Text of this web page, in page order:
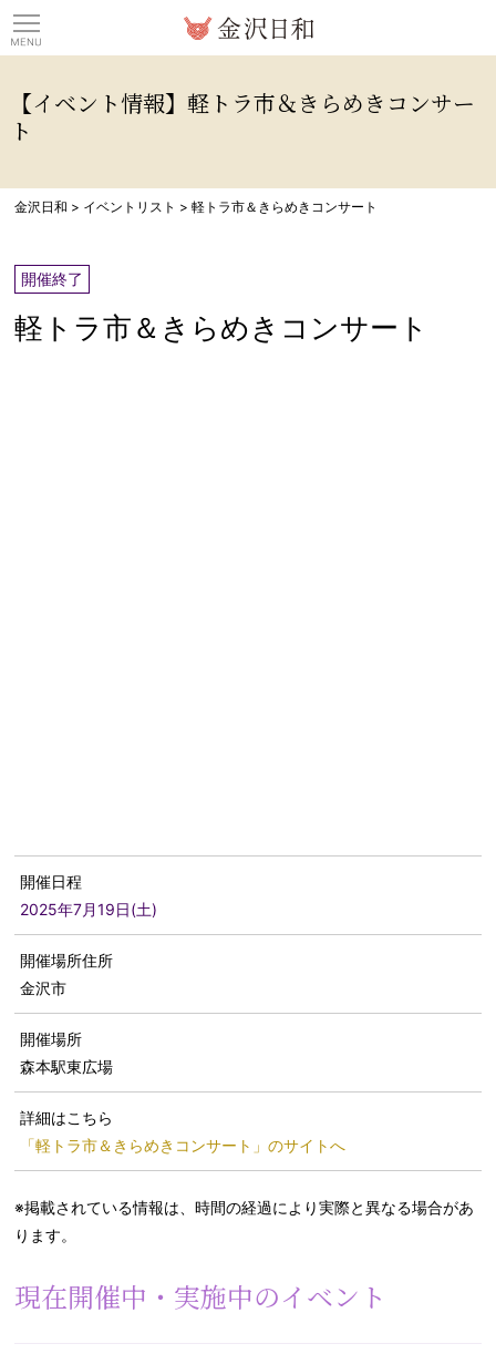
【イベント情報】軽トラ市＆きらめきコンサー
ト
金沢日和 > イベントリスト >軽トラ市＆きらめきコンサート
開催終了
軽トラ市＆きらめきコンサート
開催日程
2025年7月19日(土)
開催場所住所
金沢市
開催場所
森本駅東広場
詳細はこちら
「軽トラ市＆きらめきコンサート」のサイトへ
※掲載されている情報は、時間の経過により実際と異なる場合があ
ります。
現在開催中・実施中のイベント